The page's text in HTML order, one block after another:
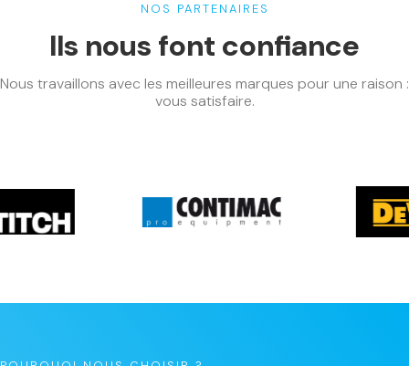
NOS PARTENAIRES
Ils nous font confiance
Nous travaillons avec les meilleures marques pour une raison :
vous satisfaire.